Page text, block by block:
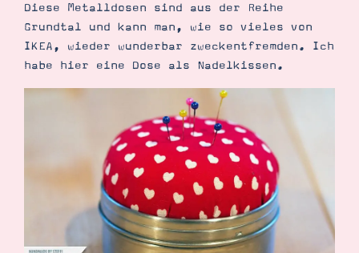
Ordnungstipps
Diese Metalldosen sind aus der Reihe
Grundtal und kann man, wie so vieles von
IKEA, wieder wunderbar zweckentfremden. Ich
habe hier eine Dose als Nadelkissen.